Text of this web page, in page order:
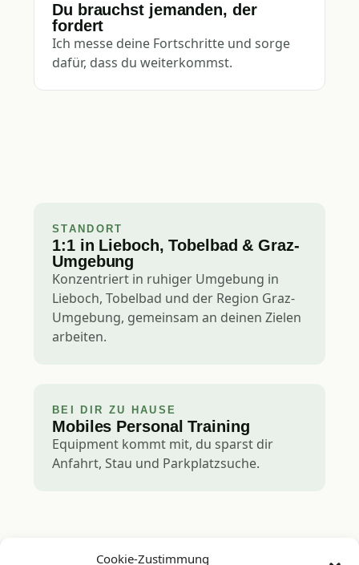
Cookie-Zustimmung
Du brauchst jemanden, der
fordert
Ich messe deine Fortschritte und sorge
dafür, dass du weiterkommst.
STANDORT
1:1 in Lieboch, Tobelbad & Graz-
Umgebung
Konzentriert in ruhiger Umgebung in
Lieboch, Tobelbad und der Region Graz-
Umgebung, gemeinsam an deinen Zielen
arbeiten.
BEI DIR ZU HAUSE
Mobiles Personal Training
Equipment kommt mit, du sparst dir
Anfahrt, Stau und Parkplatzsuche.